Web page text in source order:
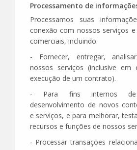
Processamento de
Processamos suas
conexão com nossos serviços
comerciais, incluindo:
- Fornecer, entregar,
nossos serviços (inclusive em
execução de um contrato).
- Para fins internos
desenvolvimento de novos
e serviços, e para melhorar,
recursos e funções de nossos
- Processar transações